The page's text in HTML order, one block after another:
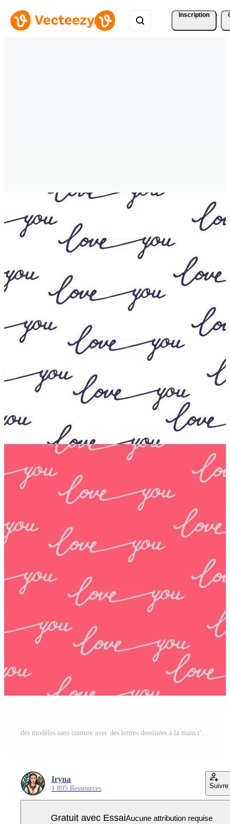
Inscription
Iryna
1 895 Ressources Suivre
Gratuit avec EssaiAucune attribution requise